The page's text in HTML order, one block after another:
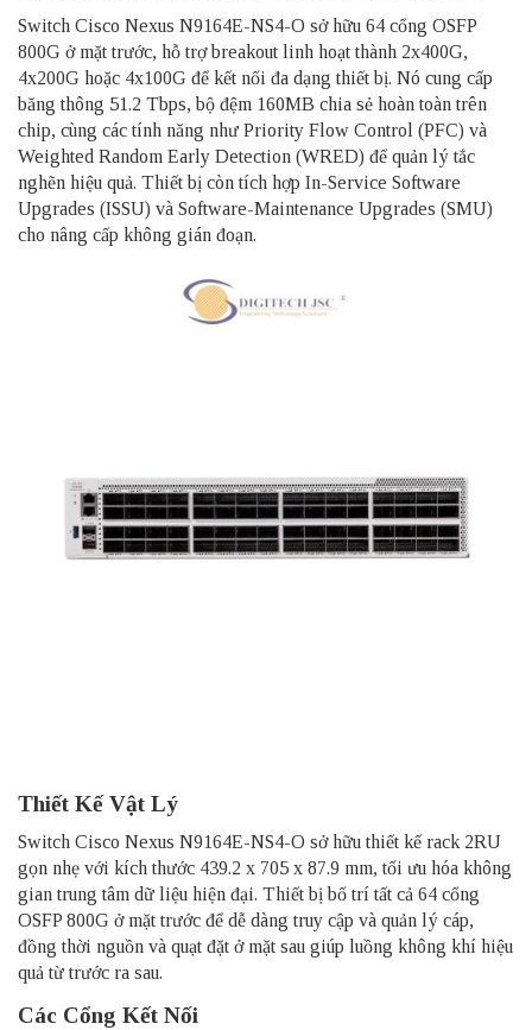
Switch Cisco Nexus N9164E-NS4-O sở hữu 64 cổng OSFP
800G ở mặt trước, hỗ trợ breakout linh hoạt thành 2x400G,
4x200G hoặc 4x100G để kết nối đa dạng thiết bị. Nó cung cấp
băng thông 51.2 Tbps, bộ đệm 160MB chia sẻ hoàn toàn trên
chip, cùng các tính năng như Priority Flow Control (PFC) và
Weighted Random Early Detection (WRED) để quản lý tắc
nghẽn hiệu quả. Thiết bị còn tích hợp In-Service Software
Upgrades (ISSU) và Software-Maintenance Upgrades (SMU)
cho nâng cấp không gián đoạn.
Thiết Kế Vật Lý
Switch Cisco Nexus N9164E-NS4-O sở hữu thiết kế rack 2RU
gọn nhẹ với kích thước 439.2 x 705 x 87.9 mm, tối ưu hóa không
gian trung tâm dữ liệu hiện đại. Thiết bị bố trí tất cả 64 cổng
OSFP 800G ở mặt trước để dễ dàng truy cập và quản lý cáp,
đồng thời nguồn và quạt đặt ở mặt sau giúp luồng không khí hiệu
quả từ trước ra sau.
Các Cổng Kết Nối